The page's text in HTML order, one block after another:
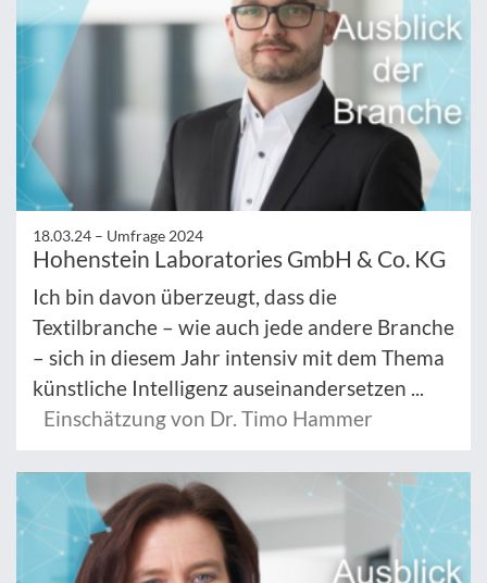
18.03.24 – Umfrage 2024
Hohenstein Laboratories GmbH & Co. KG
Ich bin davon überzeugt, dass die
Textilbranche – wie auch jede andere Branche
– sich in diesem Jahr intensiv mit dem Thema
künstliche Intelligenz auseinandersetzen ...
Einschätzung von Dr. Timo Hammer